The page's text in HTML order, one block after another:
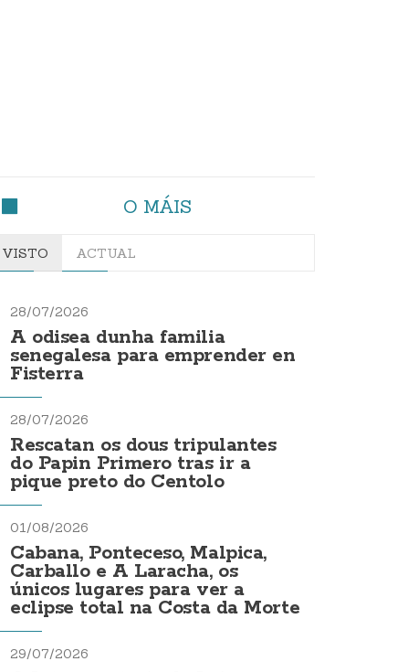
O MÁIS
VISTO ACTUAL
28/07/2026
A odisea dunha familia
senegalesa para emprender en
Fisterra
28/07/2026
Rescatan os dous tripulantes
do Papin Primero tras ir a
pique preto do Centolo
01/08/2026
Cabana, Ponteceso, Malpica,
Carballo e A Laracha, os
únicos lugares para ver a
eclipse total na Costa da Morte
29/07/2026